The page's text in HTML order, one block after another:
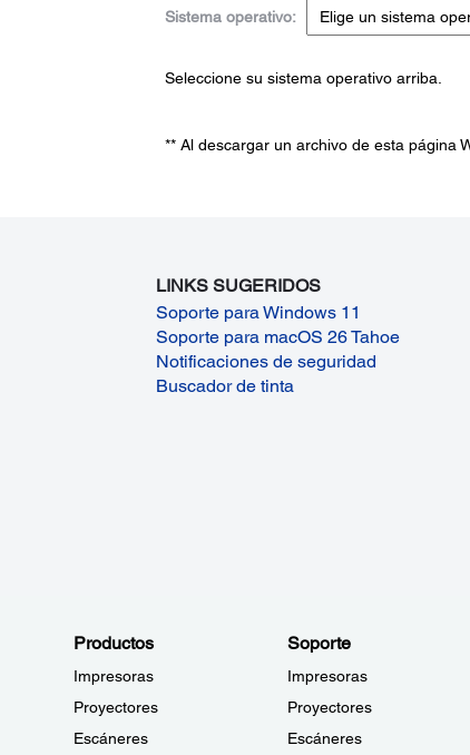
Sistema operativo:
Seleccione su sistema operativo arriba.
** Al descargar un archivo de esta página
LINKS SUGERIDOS
Soporte para Windows 11
Soporte para macOS 26 Tahoe
Notificaciones de seguridad
Buscador de tinta
Productos
Impresoras
Proyectores
Escáneres
Soporte
Impresoras
Proyectores
Escáneres